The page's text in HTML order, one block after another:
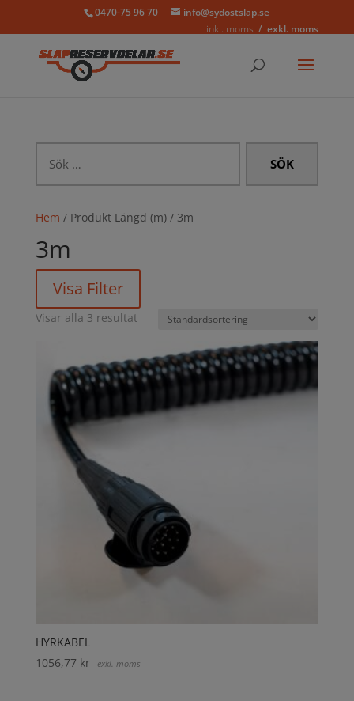
0470-75 96 70
info@sydostslap.se
inkl. moms
exkl. moms
efter:
Hem / Produkt Längd (m) / 3m
3m
Visa Filter
Visar alla 3 resultat
HYRKABEL
1056,77 kr exkl. moms